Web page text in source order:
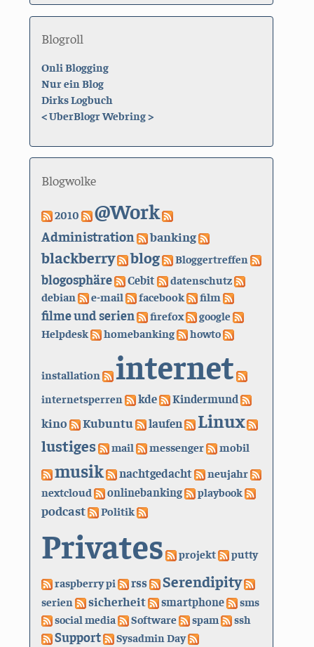
Blogroll
Onli Blogging
Nur ein Blog
Dirks Logbuch
<UberBlogr Webring>
Blogwolke
2010 @Work
Administration banking
blackberry blog Bloggertreffen
blogosphäre Cebit datenschutz
debian e-mail facebook film
filme und serien firefox
google
Helpdesk
homebanking howto
installation internet
internetsperren kde Kindermund
kino Kubuntu laufen Linux
lustiges mail messenger mobil
musik nachtgedacht neujahr
nextcloud onlinebanking playbook
podcast Politik
Privates projekt putty
raspberry pi rss Serendipity
serien sicherheit smartphone
sms
social media
Software spam ssh
Support Sysadmin Day